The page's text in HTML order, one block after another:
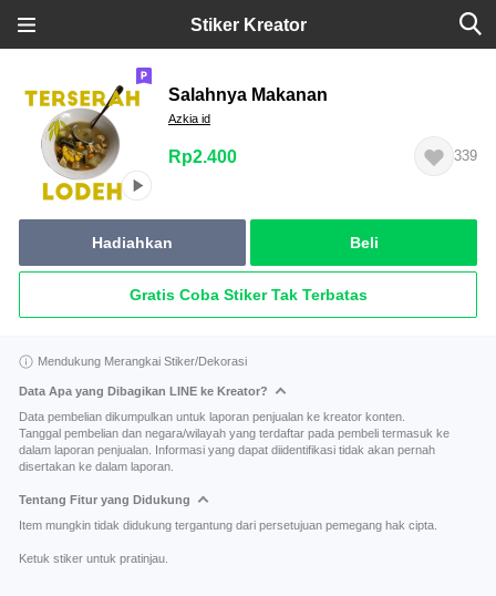
Stiker Kreator
Salahnya Makanan
Azkia id
Rp2.400 339
Hadiahkan Beli
Gratis Coba Stiker Tak Terbatas
Mendukung Merangkai Stiker/Dekorasi
Data Apa yang Dibagikan LINE ke Kreator?
Data pembelian dikumpulkan untuk laporan penjualan ke kreator konten.
Tanggal pembelian dan negara/wilayah yang terdaftar pada pembeli termasuk ke
dalam laporan penjualan. Informasi yang dapat diidentifikasi tidak akan pernah
disertakan ke dalam laporan.
Tentang Fitur yang Didukung
Item mungkin tidak didukung tergantung dari persetujuan pemegang hak cipta.
Ketuk stiker untuk pratinjau.